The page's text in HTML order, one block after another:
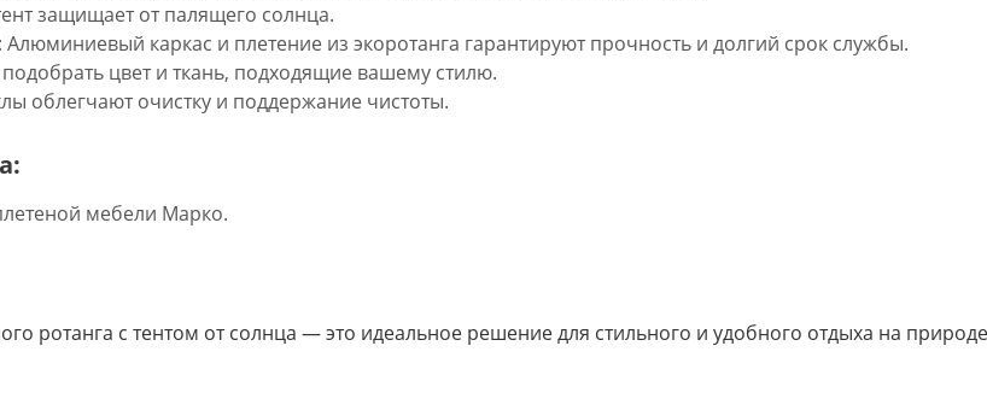
защищает от палящего солнца.
каркас и плетение из экоротанга гарантируют прочность и долгий срок службы.
цвет и ткань, подходящие вашему стилю.
облегчают очистку и поддержание чистоты.
мебели Марко.
ротанга с тентом от солнца — это идеальное решение для стильного и удобного отдыха на